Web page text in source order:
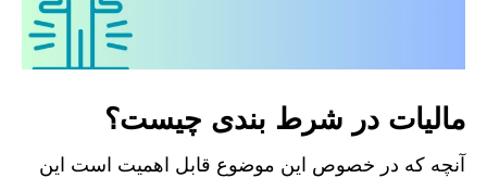
مالیات در شرط بندی چیست؟
آنچه که در خصوص این موضوع قابل اهمیت است این